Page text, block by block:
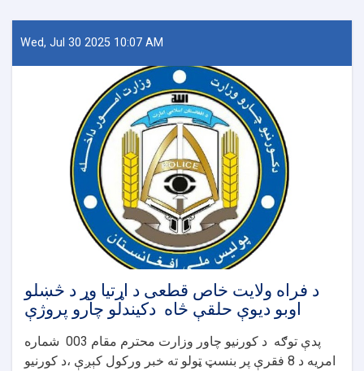
Wed, Jul 30 2025 10:07 AM
د فراه ولایت خاص قطعی د اړتیا وړ د څښلو
اوبو دیوې حلقې څاه دکیندلو چارو پروژې
پدې توګه د کورنیو چاور وزارت محترم مقام 003 شماره
امریه د 8 فقرې پر بنسټ ټولو ته خبر ورکول کېږې ،د کورنیو